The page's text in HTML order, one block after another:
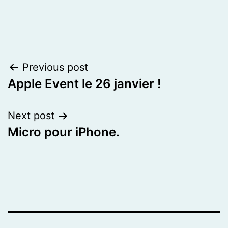
Post
navigation
Previous post
Apple Event le 26 janvier !
Next post
Micro pour iPhone.